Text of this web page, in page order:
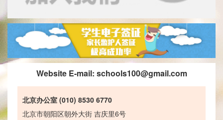
Website E-mail: schools100@gmail.com
北京办公室 (010) 8530 6770
北京市朝阳区朝外大街 吉庆里6号